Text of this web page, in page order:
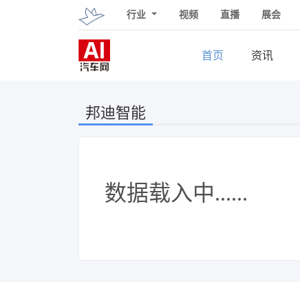
行业 视频 直播 展会
首页 资讯
邦迪智能
数据载入中......